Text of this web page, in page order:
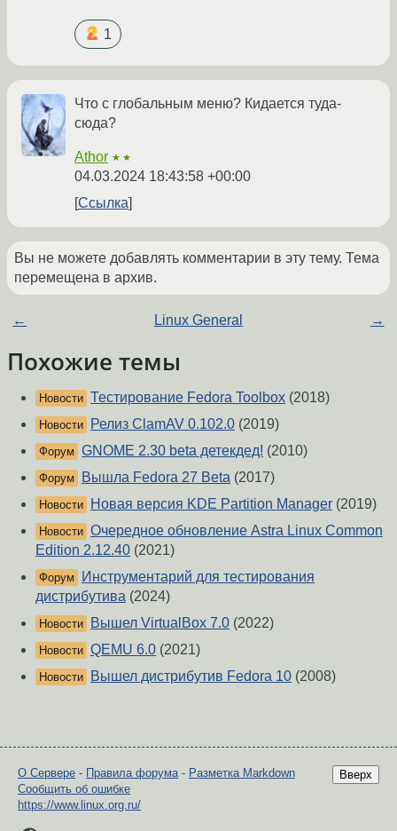
1
Что с глобальным меню? Кидается туда-
сюда?
Athor ★★
04.03.2024 18:43:58 +00:00
Ссылка
Вы не можете добавлять комментарии в эту тему. Тема
перемещена в архив.
← Linux General →
Похожие темы
Новости Тестирование Fedora Toolbox (2018)
Новости Релиз ClamAV 0.102.0 (2019)
Форум GNOME 2.30 beta детекдед! (2010)
Форум Вышла Fedora 27 Beta (2017)
Новости Новая версия KDE Partition Manager (2019)
Новости Очередное обновление Astra Linux Common
Edition 2.12.40 (2021)
Форум
Инструментарий для тестирования
дистрибутива (2024)
Новости Вышел VirtualBox 7.0 (2022)
Новости QEMU 6.0 (2021)
Новости Вышел дистрибутив Fedora 10 (2008)
Вверх
О Сервере - Правила форума - Разметка Markdown
Сообщить об ошибке
https://www.linux.org.ru/